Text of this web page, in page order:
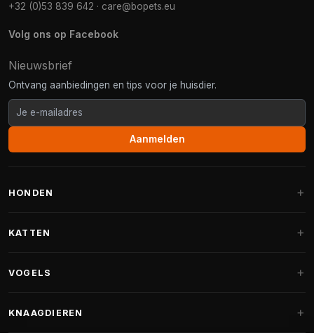
+32 (0)53 839 642 · care@bopets.eu
Volg ons op Facebook
Nieuwsbrief
Ontvang aanbiedingen en tips voor je huisdier.
Aanmelden
HONDEN
Fantail hondenmanden
KATTEN
Krabpalen voor Maine Coon
VOGELS
Vogelvoer binnenvogels
KNAAGDIEREN